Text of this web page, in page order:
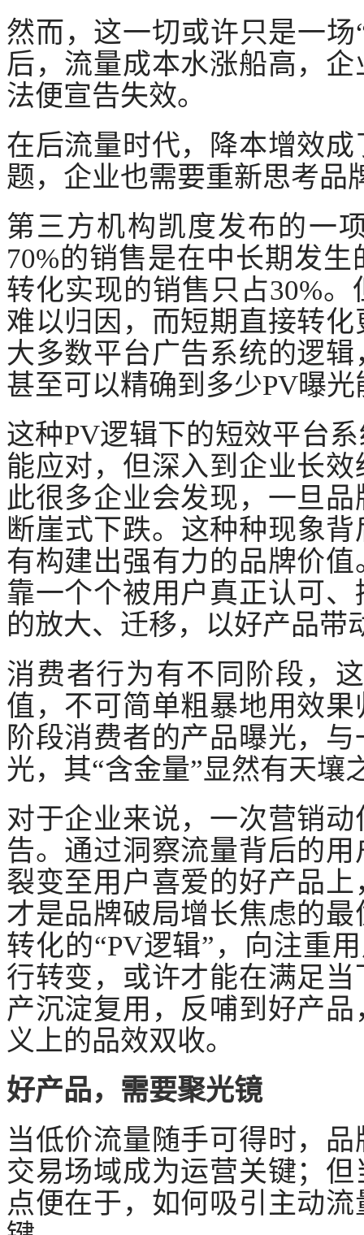
然而，这一切或许只是一场
后，流量成本水涨船高，
法便宣告失效。
在后流量时代，降本增效
题，企业也需要重新思考品
第三方机构凯度发布的一
70%的销售是在中长期发
转化实现的销售只占30%
难以归因，而短期直接转
大多数平台广告系统的逻
甚至可以精确到多少PV曝
这种PV逻辑下的短效平台
能应对，但深入到企业长
此很多企业会发现，一旦
断崖式下跌。这种种现象
有构建出强有力的品牌价
靠一个个被用户真正认可
的放大、迁移，以好产品带
消费者行为有不同阶段，
值，不可简单粗暴地用效
阶段消费者的产品曝光，
光，其“含金量”显然有天壤
对于企业来说，一次营销
告。通过洞察流量背后的
裂变至用户喜爱的好产品
才是品牌破局增长焦虑的
转化的“PV逻辑”，向注重
行转变，或许才能在满足
产沉淀复用，反哺到好产
义上的品效双收。
好产品，需要聚光镜
当低价流量随手可得时，
交易场域成为运营关键；
点便在于，如何吸引主动